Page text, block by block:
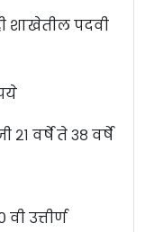
शाखेतील पदवी
२१ वर्षे ते ३८ वर्षे
उत्तीर्ण